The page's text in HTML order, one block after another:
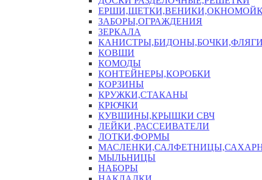
ЗАБОРЫ,ОГРАЖДЕНИЯ
ЗЕРКАЛА
КОВШИ
КОМОДЫ
КОНТЕЙНЕРЫ,КОРОБКИ
КОРЗИНЫ
КРУЖКИ,СТАКАНЫ
КРЮЧКИ
КУВШИНЫ,КРЫШКИ СВЧ
ЛЕЙКИ ,РАССЕИВАТЕЛИ
ЛОТКИ,ФОРМЫ
МЫЛЬНИЦЫ
НАБОРЫ